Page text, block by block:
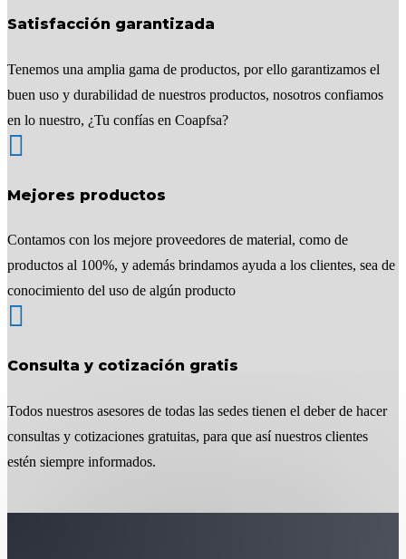
Satisfacción garantizada
Tenemos una amplia gama de productos, por ello garantizamos el
buen uso y durabilidad de nuestros productos, nosotros confiamos
en lo nuestro, ¿Tu confías en Coapfsa?

Mejores productos
Contamos con los mejore proveedores de material, como de
productos al 100%, y además brindamos ayuda a los clientes, sea de
conocimiento del uso de algún producto

Consulta y cotización gratis
Todos nuestros asesores de todas las sedes tienen el deber de hacer
consultas y cotizaciones gratuitas, para que así nuestros clientes
estén siempre informados.